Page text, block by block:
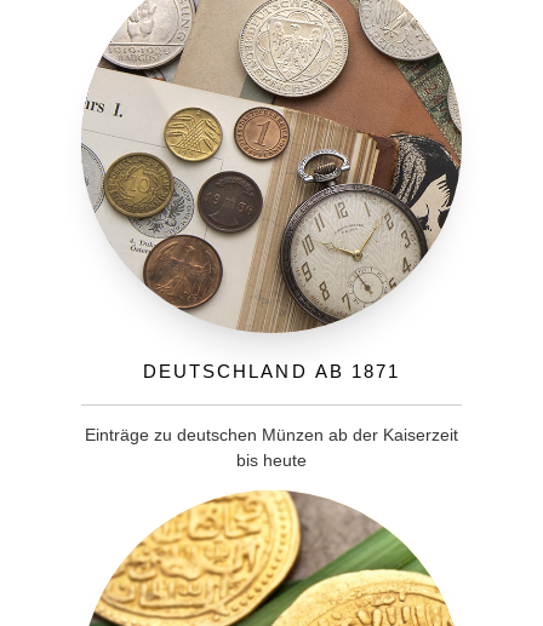
Deutschland ab 1871
Einträge zu deutschen Münzen ab der Kaiserzeit
bis heute